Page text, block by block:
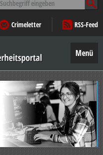
nach:
Crimeletter
RSS-Feed
Menü